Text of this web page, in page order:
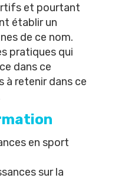
et pourtant
établir un
de ce nom.
pratiques qui
dans ce
à retenir dans ce
en sport
sur la